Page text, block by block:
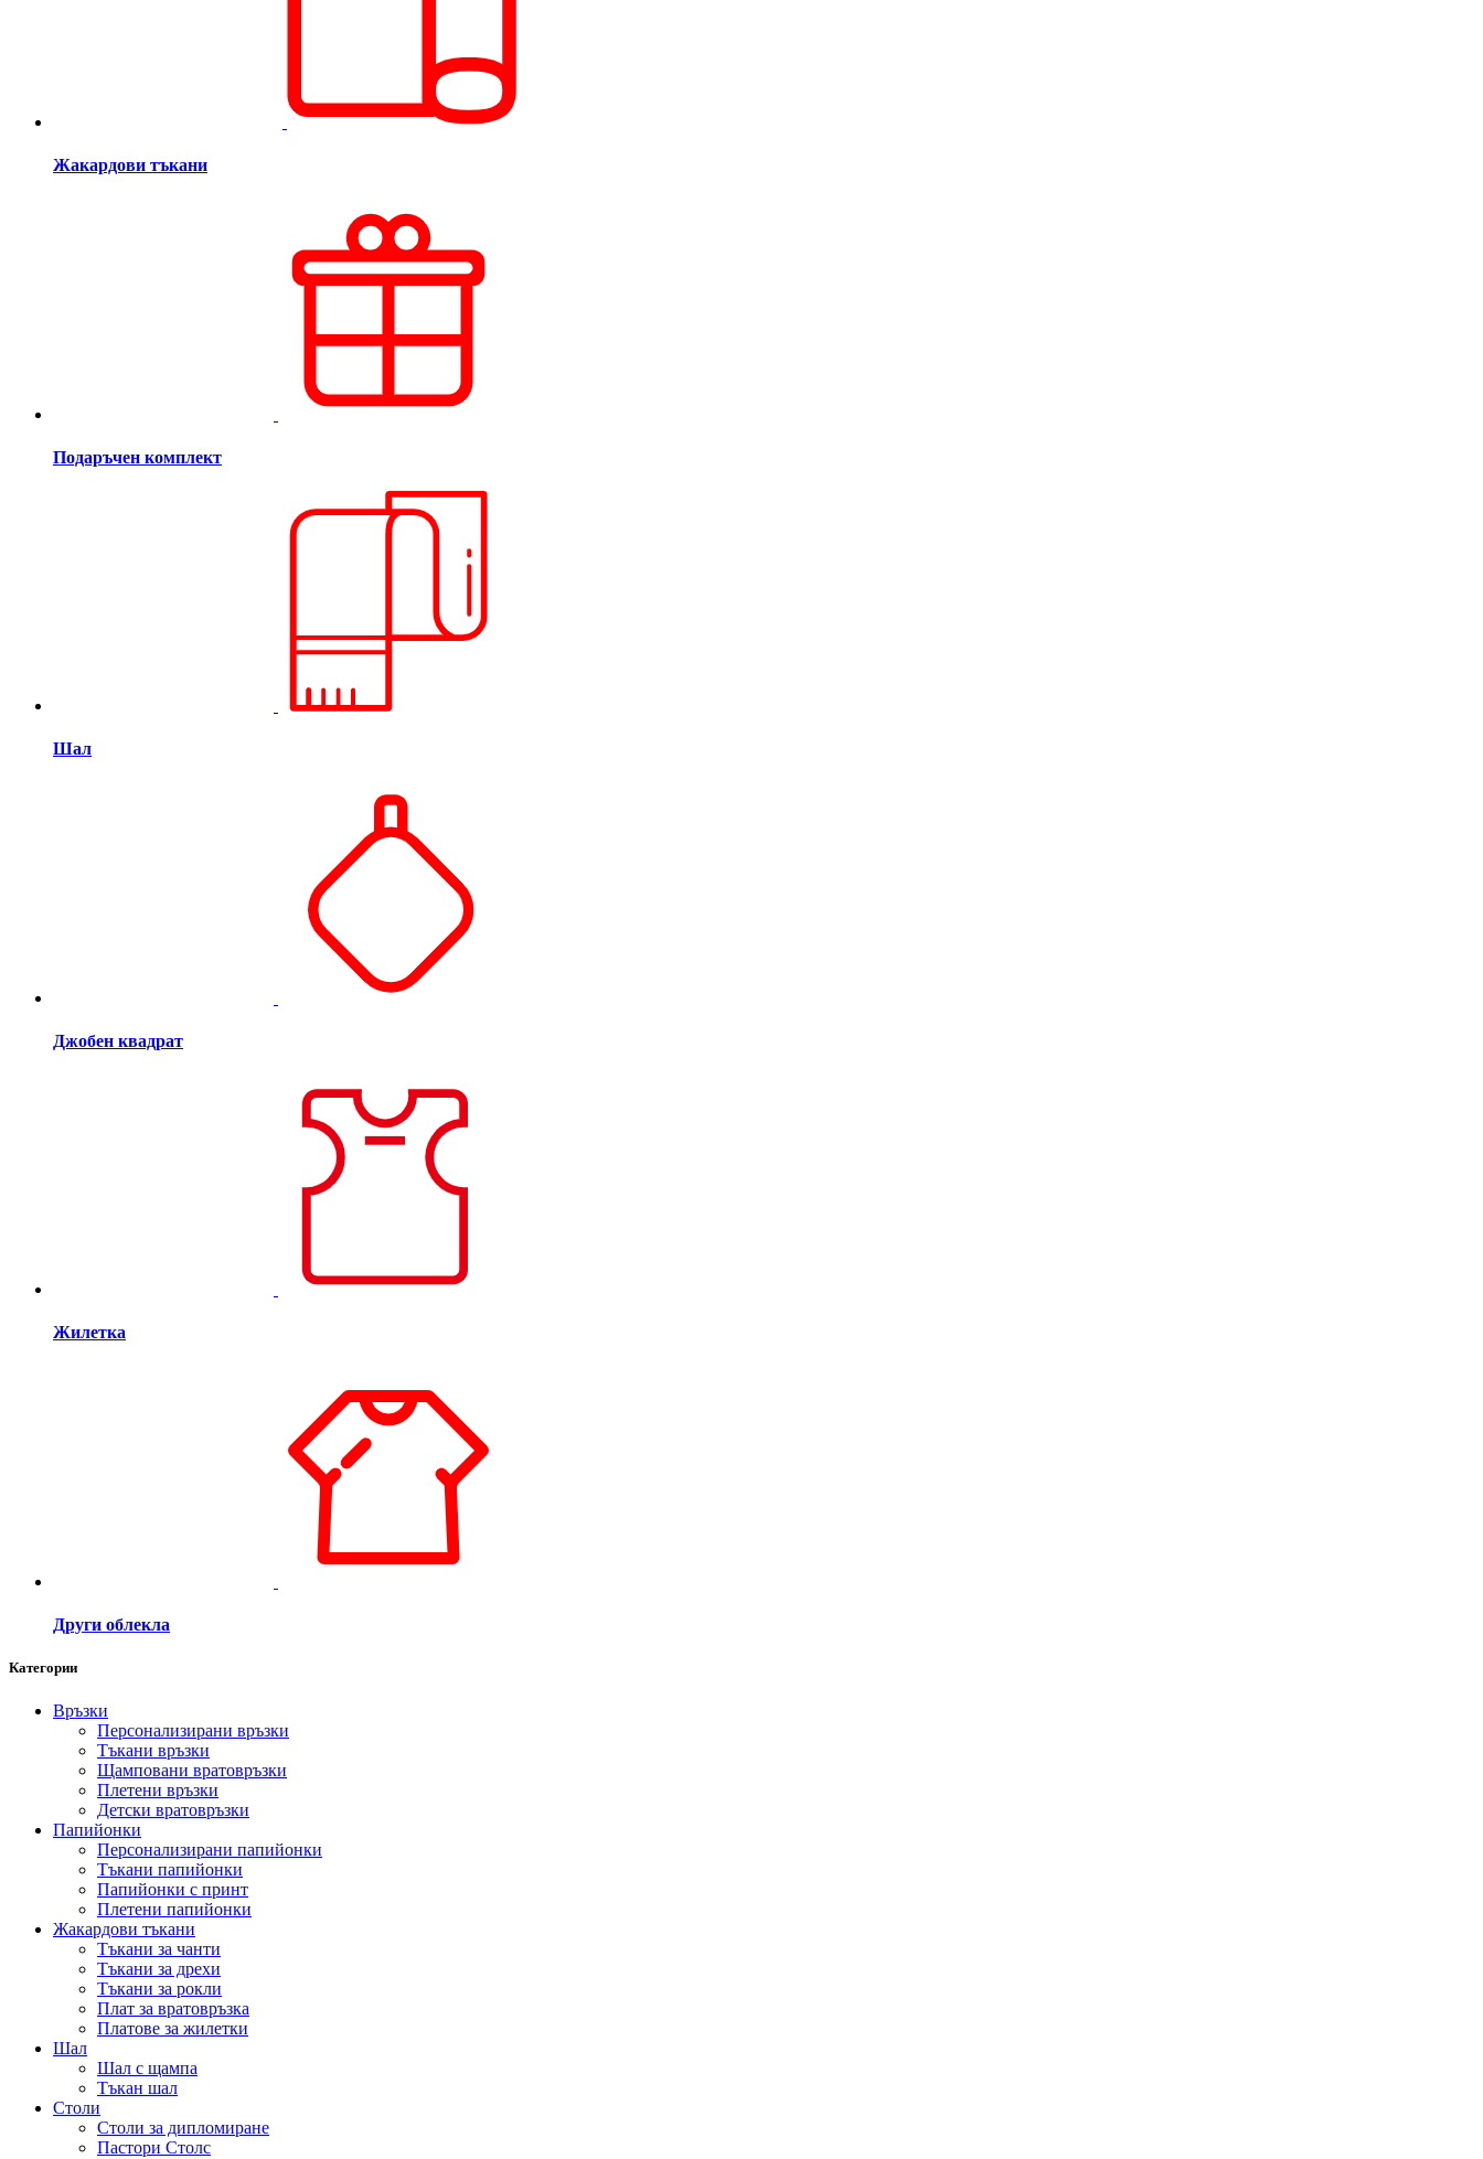
Жакардови тъкани
Подаръчен комплект
Шал
Джобен квадрат
Жилетка
Други облекла
Категории
Връзки
Персонализирани връзки
Тъкани връзки
Щамповани вратовръзки
Плетени връзки
Детски вратовръзки
Папийонки
Персонализирани папийонки
Тъкани папийонки
Папийонки с принт
Плетени папийонки
Жакардови тъкани
Тъкани за чанти
Тъкани за дрехи
Тъкани за рокли
Плат за вратовръзка
Платове за жилетки
Шал
Шал с щампа
Тъкан шал
Столи
Столи за дипломиране
Пастори Столс